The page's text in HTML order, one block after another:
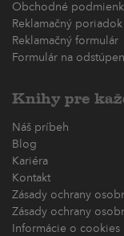
Obchodné
Reklamačný poriadok
Reklamačný formulár
Formulár na
Knihy pre
Náš príbeh
Blog
Kariéra
Kontakt
Zásady ochrany
Zásady ochrany
Informácie o cookies